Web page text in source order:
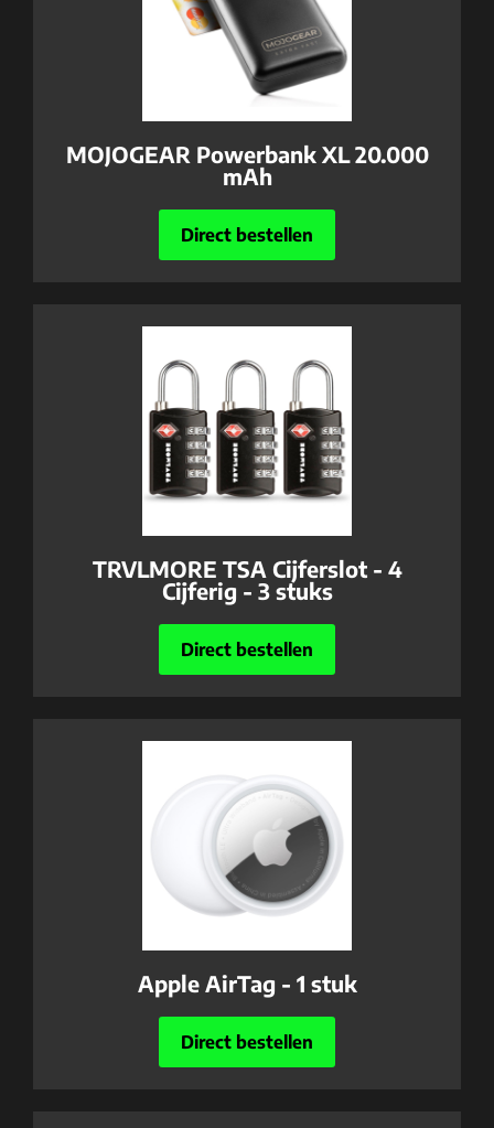
MOJOGEAR Powerbank XL 20.000
mAh
Direct bestellen
TRVLMORE TSA Cijferslot - 4
Cijferig - 3 stuks
Direct bestellen
Apple AirTag - 1 stuk
Direct bestellen